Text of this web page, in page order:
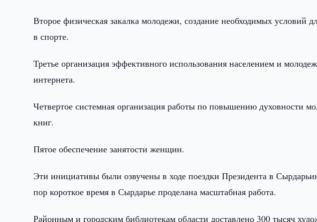
Второе физическая закалка молодежи, создание необходимых условий
в спорте.
Третье организация эффективного использования населением и
интернета.
Четвертое системная организация работы по повышению духовности
книг.
Пятое обеспечение занятости женщин.
Эти инициативы были озвучены в ходе поездки Президента в
пор короткое время в Сырдарье проделана масштабная работа.
Районным и городским библиотекам области доставлено 300 тысяч